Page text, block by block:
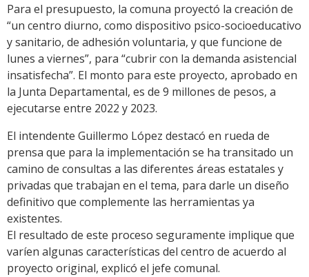
Para el presupuesto, la comuna proyectó la creación de
“un centro diurno, como dispositivo psico-socioeducativo
y sanitario, de adhesión voluntaria, y que funcione de
lunes a viernes”, para “cubrir con la demanda asistencial
insatisfecha”. El monto para este proyecto, aprobado en
la Junta Departamental, es de 9 millones de pesos, a
ejecutarse entre 2022 y 2023.
El intendente Guillermo López destacó en rueda de
prensa que para la implementación se ha transitado un
camino de consultas a las diferentes áreas estatales y
privadas que trabajan en el tema, para darle un diseño
definitivo que complemente las herramientas ya
existentes.
El resultado de este proceso seguramente implique que
varíen algunas características del centro de acuerdo al
proyecto original, explicó el jefe comunal.